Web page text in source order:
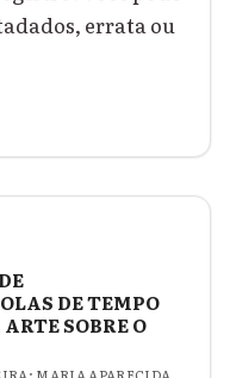
errata ou
DE TEMPO
SOBRE O
MARIA APARECIDA